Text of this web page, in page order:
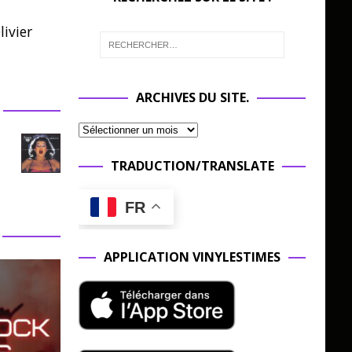
ARCHIVES DU SITE.
TRADUCTION/TRANSLATE
FR
APPLICATION VINYLESTIMES